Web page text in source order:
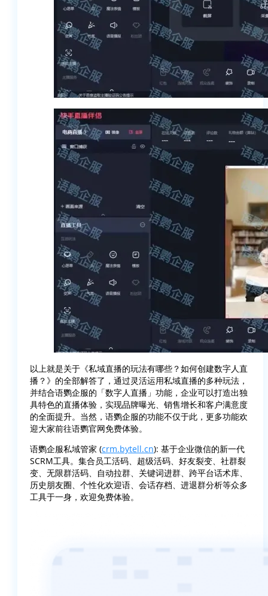
以上就是关于《私域直播的玩法有哪些？如何创建数字人直
播？》的全部解答了，通过灵活运用私域直播的多种玩法，
并结合语鹦企服的「数字人直播」功能，企业可以打造出独
具特色的直播体验，实现品牌曝光、销售增长和客户满意度
的全面提升。当然，语鹦企服的功能不仅于此，更多功能欢
迎大家前往语鹦官网免费体验。
语鹦企服私域管家 (crm.bytell.cn): 基于企业微信的新一代
SCRM工具。集合员工活码、超级活码、好友裂变、社群裂
变、无限群活码、自动拉群、关键词进群、跨平台话术库、
历史朋友圈、个性化欢迎语、会话存档、进退群分析等众多
工具于一身，欢迎免费体验。